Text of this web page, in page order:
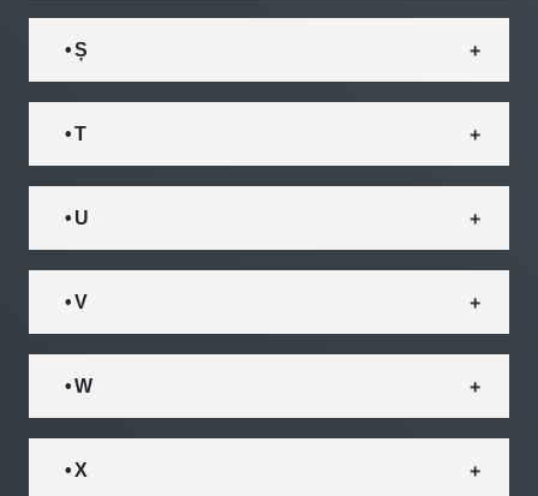
• Ș
• T
• U
• V
• W
• X